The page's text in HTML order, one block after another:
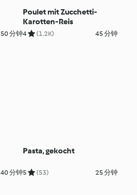
50 分钟
Poulet mit Zucchetti-
Karotten-Reis
4 (1.2K) 45 分钟
40 分钟
Pasta, gekocht
5 (53) 25 分钟